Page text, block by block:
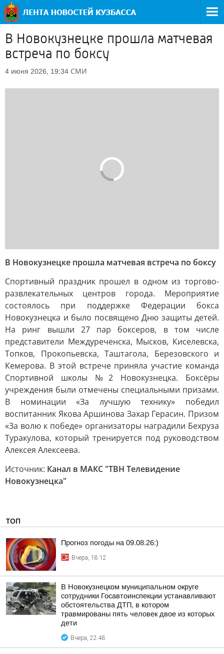
В Новокузнецке прошла матчевая
встреча по боксу
4 июня 2026, 19:34 СМИ
В Новокузнецке прошла матчевая встреча по боксу
Спортивный праздник прошел в одном из торгово-
развлекательных центров города. Мероприятие
состоялось при поддержке Федерации бокса
Новокузнецка и было посвящено Дню защиты детей.
На ринг вышли 27 пар боксеров, в том числе
представители Междуреченска, Мысков, Киселевска,
Топков, Прокопьевска, Таштагола, Березовского и
Кемерова. В этой встрече приняла участие команда
Спортивной школы №2 Новокузнецка. Боксёры
учреждения были отмечены специальными призами.
В номинации «За лучшую технику» победил
воспитанник Якова Аршинова Захар Герасин. Призом
«За волю к победе» организаторы наградили Бехруза
Туракулова, который тренируется под руководством
Алексея Алексеева.
Источник: Канал в МАКС "ТВН Телевидение
Новокузнецка"
ТОП
Прогноз погоды на 09.08.26:)
Вчера, 18:12
В Новокузнецком муниципальном округе
сотрудники Госавтоинспекции устанавливают
обстоятельства ДТП, в котором
травмированы пять человек двое из которых
дети
Вчера, 22:48